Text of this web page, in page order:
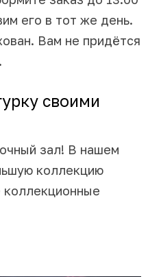
его в тот же день.
Вам не придётся
своими
зал! В нашем
коллекцию
коллекционные